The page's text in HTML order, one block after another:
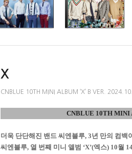
X
CNBLUE 10TH MINI ALBUM ‘X’ B VER.
CNBLUE 10TH MINI
더욱 단단해진 밴드 씨엔블루, 3년 만의 컴백
씨엔블루, 열 번째 미니 앨범 ‘X’(엑스) 10월